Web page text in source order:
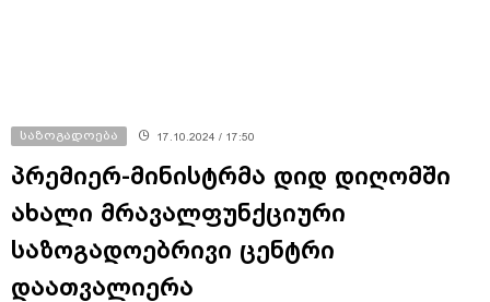
საზოგადოება 17.10.2024 / 17:50
პრემიერ-მინისტრმა დიდ დიღომში
ახალი მრავალფუნქციური
საზოგადოებრივი ცენტრი
დაათვალიერა